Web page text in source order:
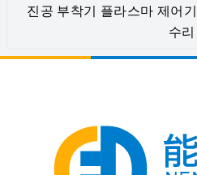
진공 부착기 플라스마 제어
수리